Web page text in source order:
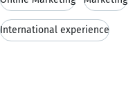
International experience